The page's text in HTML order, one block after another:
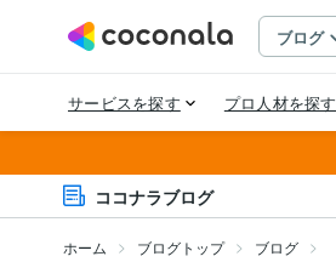
ココナラブログ
ホーム ブログトップ ブログ